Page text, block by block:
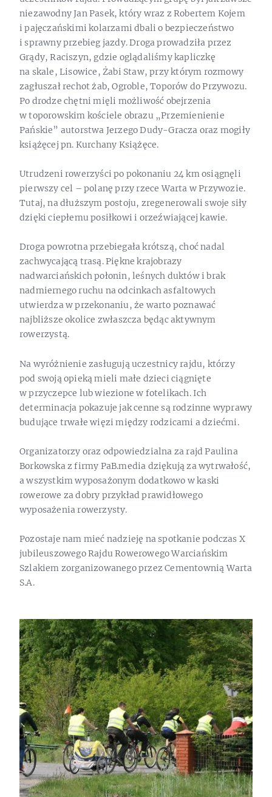
niezawodny Jan Pasek, który wraz z Robertem Kojem
i pajęczańskimi kolarzami dbali o bezpieczeństwo
i sprawny przebieg jazdy. Droga prowadziła przez
Grądy, Raciszyn, gdzie oglądaliśmy kapliczkę
na skale, Lisowice, Żabi Staw, przy którym rozmowy
zagłuszał rechot żab, Ogroble, Toporów do Przywozu.
Po drodze chętni mięli możliwość obejrzenia
w toporowskim kościele obrazu „Przemienienie
Pańskie” autorstwa Jerzego Dudy-Gracza oraz mogiły
książęcej pn. Kurchany Książęce.
Utrudzeni rowerzyści po pokonaniu 24 km osiągnęli
pierwszy cel – polanę przy rzece Warta w Przywozie.
Tutaj, na dłuższym postoju, zregenerowali swoje siły
dzięki ciepłemu posiłkowi i orzeźwiającej kawie.
Droga powrotna przebiegała krótszą, choć nadal
zachwycającą trasą. Piękne krajobrazy
nadwarciańskich połonin, leśnych duktów i brak
nadmiernego ruchu na odcinkach asfaltowych
utwierdza w przekonaniu, że warto poznawać
najbliższe okolice zwłaszcza będąc aktywnym
rowerzystą.
Na wyróżnienie zasługują uczestnicy rajdu, którzy
pod swoją opieką mieli małe dzieci ciągnięte
w przyczepce lub wiezione w fotelikach. Ich
determinacja pokazuje jak cenne są rodzinne wyprawy
budujące trwałe więzi między rodzicami a dziećmi.
Organizatorzy oraz odpowiedzialna za rajd Paulina
Borkowska z firmy PaB.media dziękują za wytrwałość,
a wszystkim wyposażonym dodatkowo w kaski
rowerowe za dobry przykład prawidłowego
wyposażenia rowerzysty.
Pozostaje nam mieć nadzieję na spotkanie podczas X
jubileuszowego Rajdu Rowerowego Warciańskim
Szlakiem zorganizowanego przez Cementownią Warta
S.A.